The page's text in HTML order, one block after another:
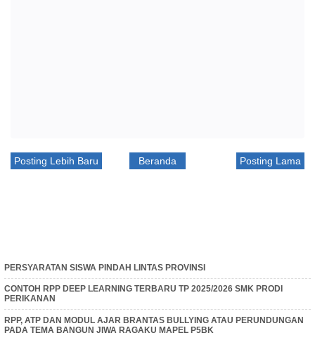
Posting Lebih Baru Posting Lama
Beranda
PERSYARATAN SISWA PINDAH LINTAS PROVINSI
CONTOH RPP DEEP LEARNING TERBARU TP 2025/2026 SMK PRODI
PERIKANAN
RPP, ATP DAN MODUL AJAR BRANTAS BULLYING ATAU PERUNDUNGAN
PADA TEMA BANGUN JIWA RAGAKU MAPEL P5BK